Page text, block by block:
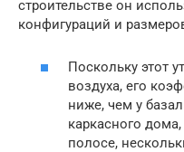
строительстве он
конфигураций и
Поскольку этот
воздуха, его
ниже, чем у
каркасного
полосе,